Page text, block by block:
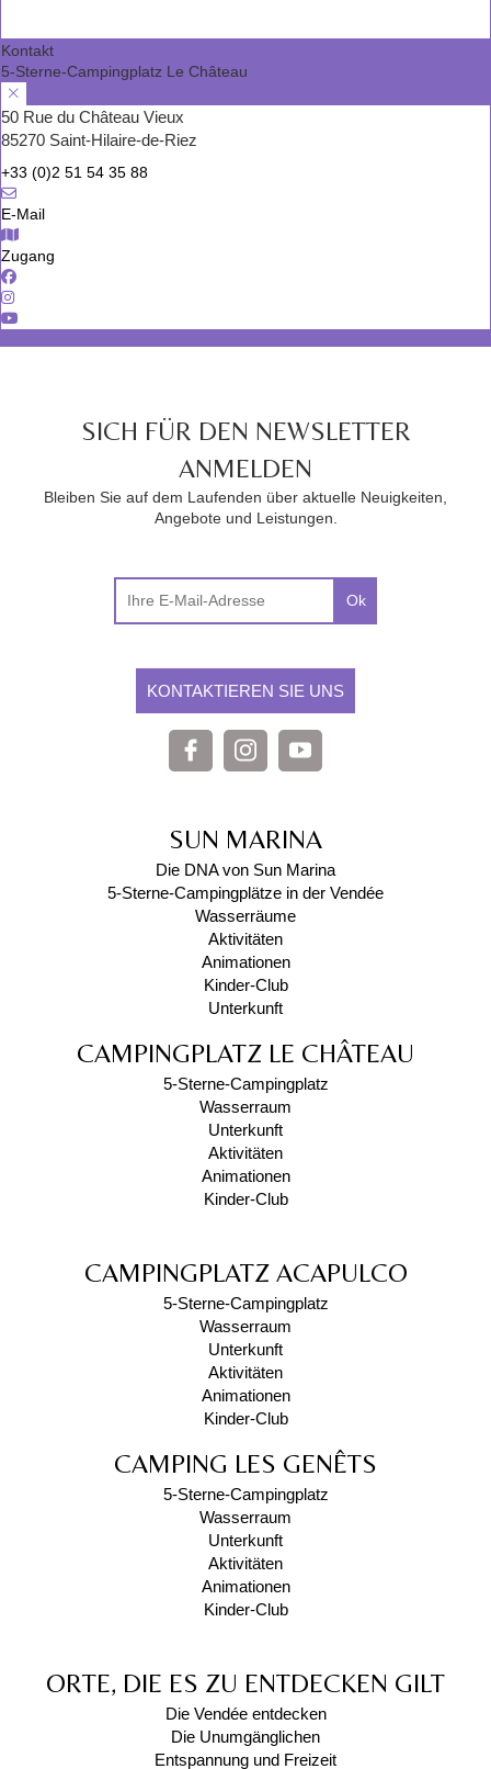
Kontakt
5-Sterne-Campingplatz Le Château
50 Rue du Château Vieux
85270 Saint-Hilaire-de-Riez
+33 (0)2 51 54 35 88
E-Mail
Zugang
SICH FÜR DEN NEWSLETTER
ANMELDEN
Bleiben Sie auf dem Laufenden über aktuelle Neuigkeiten,
Angebote und Leistungen.
Ok
KONTAKTIEREN SIE UNS
SUN MARINA
Die DNA von Sun Marina
5-Sterne-Campingplätze in der Vendée
Wasserräume
Aktivitäten
Animationen
Kinder-Club
Unterkunft
CAMPINGPLATZ LE CHÂTEAU
5-Sterne-Campingplatz
Wasserraum
Unterkunft
Aktivitäten
Animationen
Kinder-Club
CAMPINGPLATZ ACAPULCO
5-Sterne-Campingplatz
Wasserraum
Unterkunft
Aktivitäten
Animationen
Kinder-Club
CAMPING LES GENÊTS
5-Sterne-Campingplatz
Wasserraum
Unterkunft
Aktivitäten
Animationen
Kinder-Club
ORTE, DIE ES ZU ENTDECKEN GILT
Die Vendée entdecken
Die Unumgänglichen
Entspannung und Freizeit